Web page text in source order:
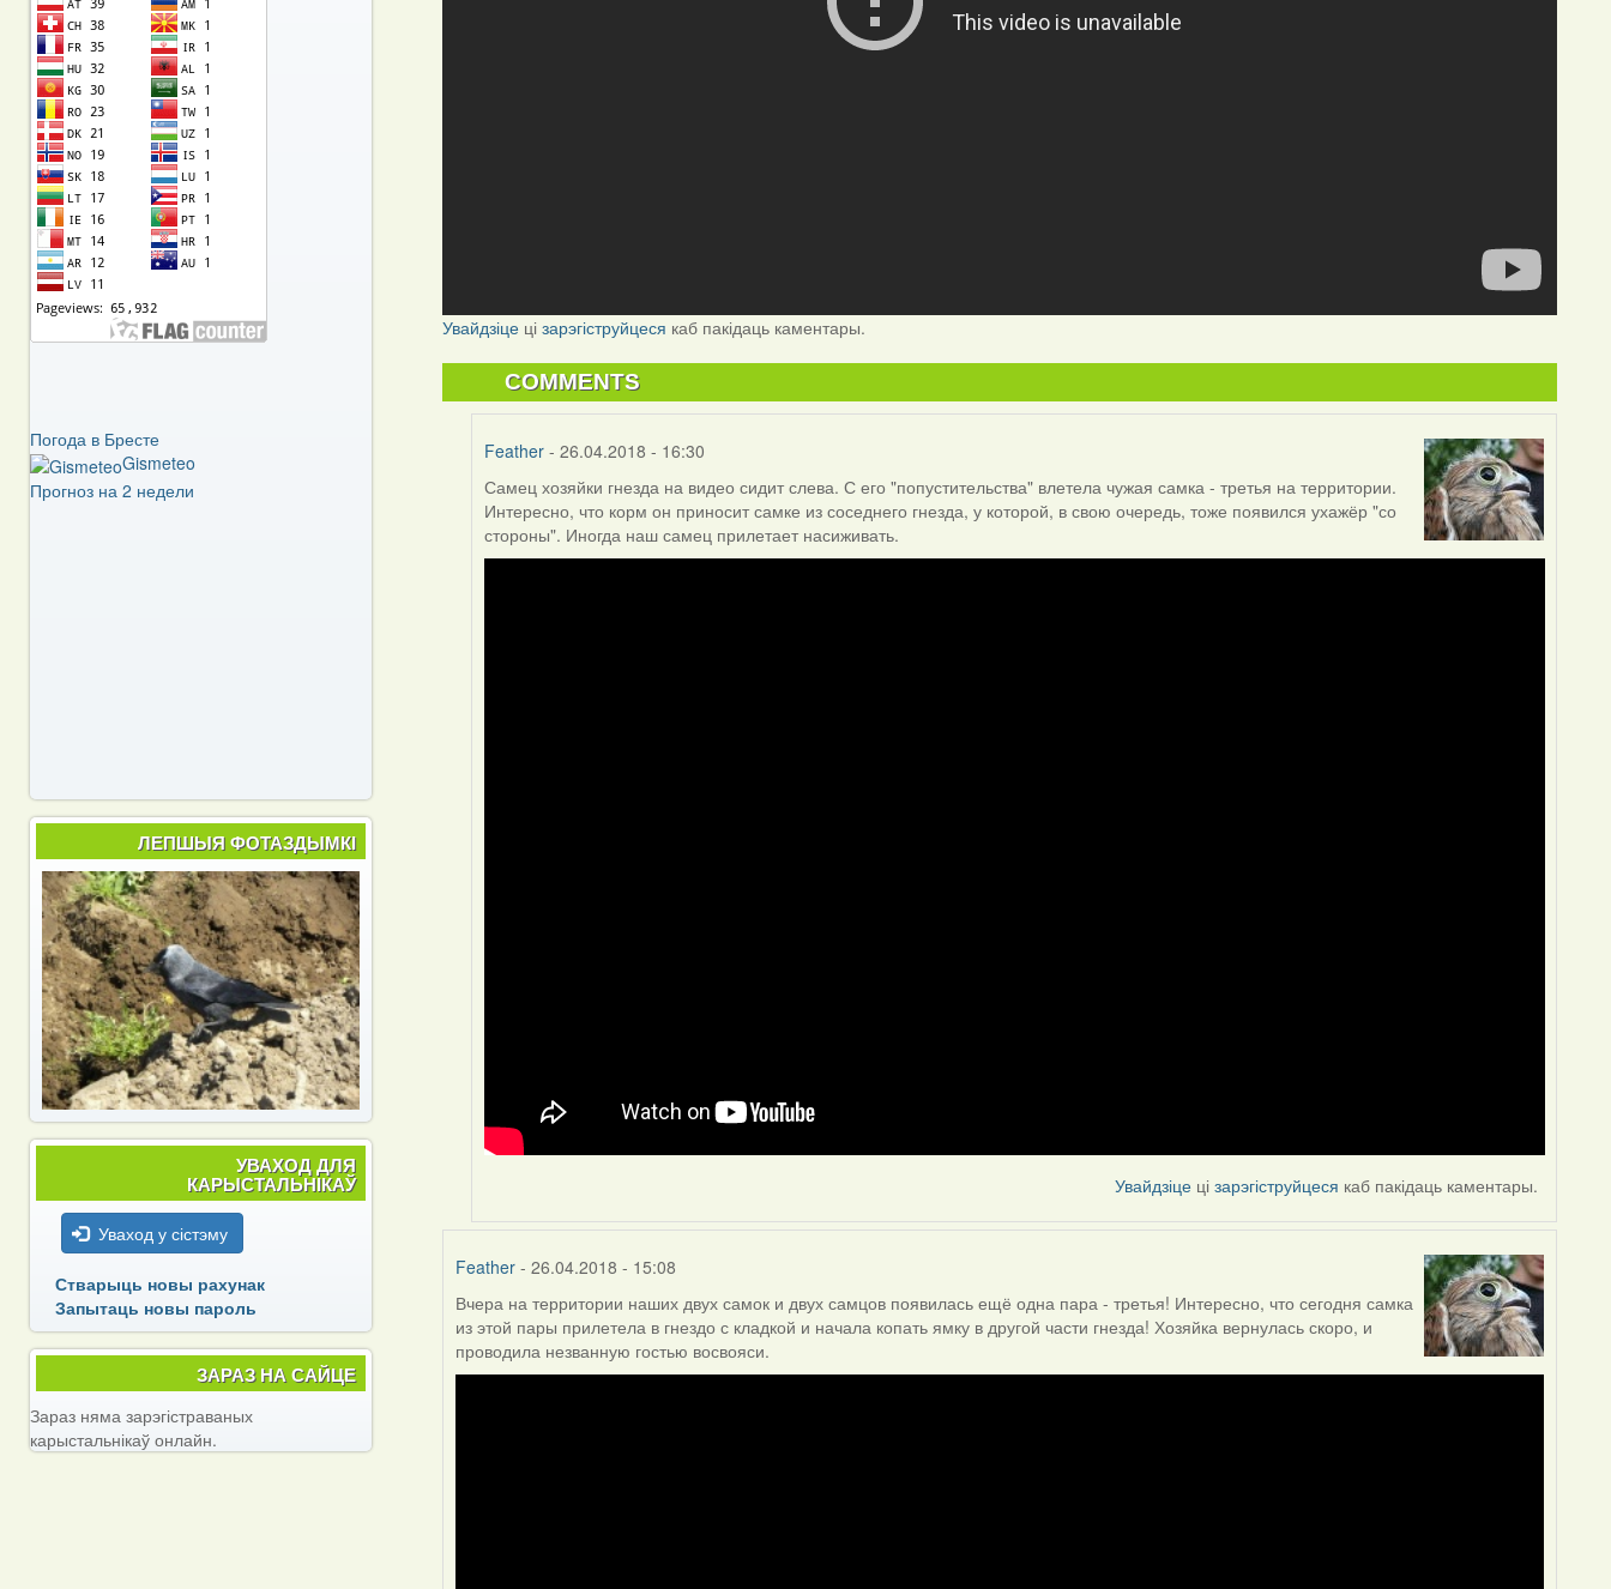
Увайдзіце цізарэгіструйцеся каб пакідаць каментары.
COMMENTS
Feather- 26.04.2018 - 16:30
In
reply
to
Самец хозяйки гнезда на видео сидит слева. С его "попустительства" влетела чужая самка - третья на территории.
Интересно, что корм он приносит самке из соседнего гнезда, у которой, в свою очередь, тоже появился ухажёр "со
стороны". Иногда наш самец прилетает насиживать.
Увайдзіце цізарэгіструйцеся каб пакідаць каментары.
Feather - 26.04.2018 - 15:08
Вчера на территории наших двух самок и двух самцов появилась ещё одна пара - третья! Интересно, что сегодня самка
из этой пары прилетела в гнездо с кладкой и начала копать ямку в другой части гнезда! Хозяйка вернулась скоро, и
проводила незванную гостью восвояси.
Погода в Бресте
Gismeteo
Прогноз на 2 недели
ЛЕПШЫЯ ФОТАЗДЫМКІ
УВАХОД ДЛЯ
КАРЫСТАЛЬНІКАЎ
Уваход у сістэму
Стварыць новы рахунак
Запытаць новы пароль
ЗАРАЗ НА САЙЦЕ
Зараз няма зарэгістраваных
карыстальнікаў онлайн.